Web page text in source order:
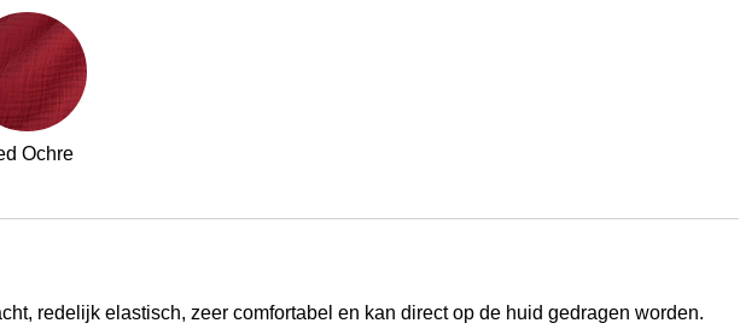
Ochre
redelijk elastisch, zeer comfortabel en kan direct op de huid gedragen worden.